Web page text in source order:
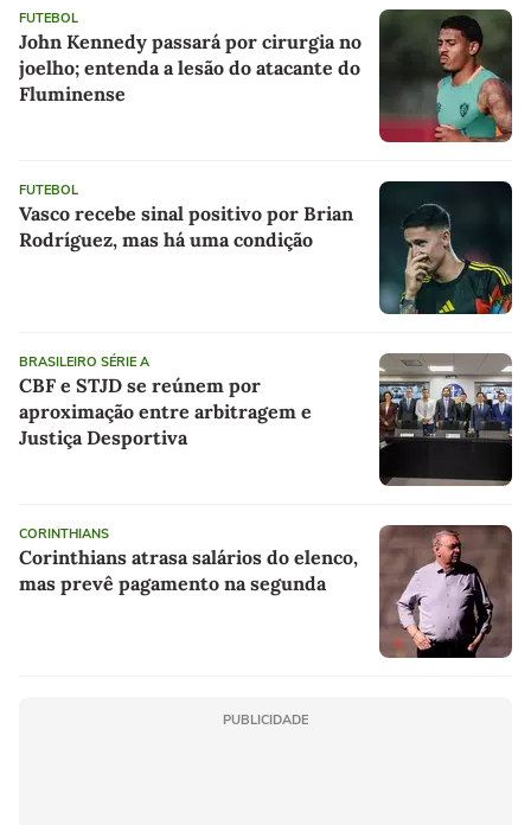
FUTEBOL
John Kennedy passará por cirurgia no
joelho; entenda a lesão do atacante do
Fluminense
FUTEBOL
Vasco recebe sinal positivo por Brian
Rodríguez, mas há uma condição
BRASILEIRO SÉRIE A
CBF e STJD se reúnem por
aproximação entre arbitragem e
Justiça Desportiva
CORINTHIANS
Corinthians atrasa salários do elenco,
mas prevê pagamento na segunda
PUBLICIDADE